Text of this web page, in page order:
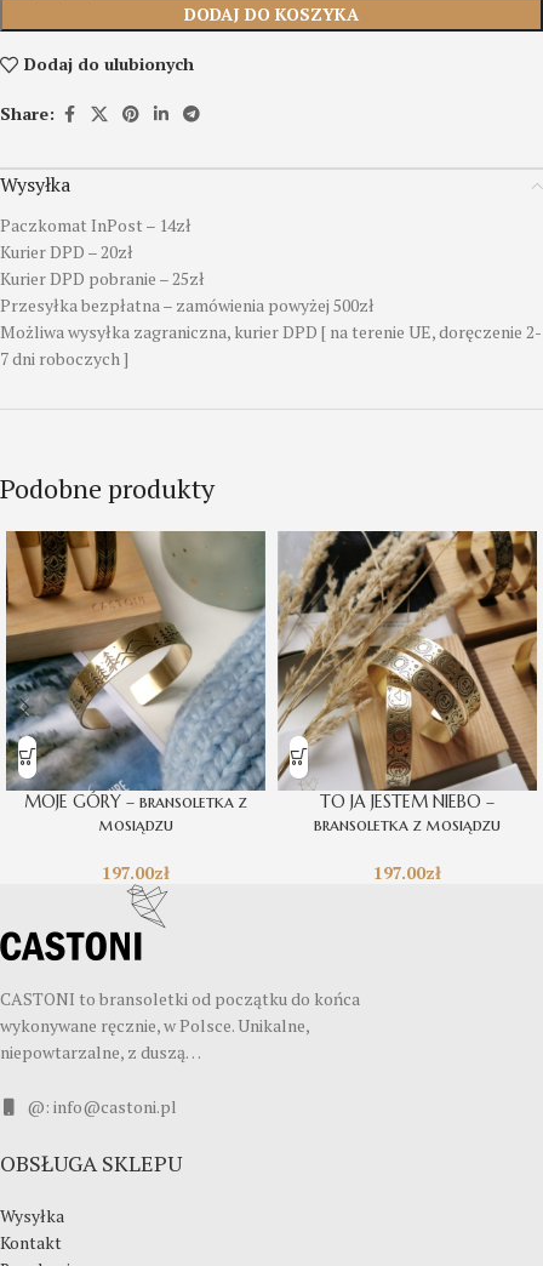
DODAJ DO KOSZYKA
Dodaj do ulubionych
Share:
Wysyłka
Paczkomat InPost – 14zł
Kurier DPD – 20zł
Kurier DPD pobranie – 25zł
Przesyłka bezpłatna – zamówienia powyżej 500zł
Możliwa wysyłka zagraniczna, kurier DPD [ na terenie UE, doręczenie 2-
7 dni roboczych ]
Podobne produkty
MOJE GÓRY – bransoletka z
mosiądzu
197.00zł
TO JA JESTEM NIEBO –
bransoletka z mosiądzu
197.00zł
CASTONI to bransoletki od początku do końca
wykonywane ręcznie, w Polsce. Unikalne,
niepowtarzalne, z duszą…
@: info@castoni.pl
OBSŁUGA SKLEPU
Wysyłka
Kontakt